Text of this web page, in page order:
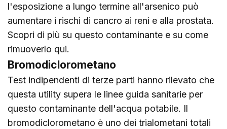
l'esposizione a lungo termine all'arsenico può
aumentare i rischi di cancro ai reni e alla prostata.
Scopri di più su questo contaminante e su come
rimuoverlo qui.
Bromodiclorometano
Test indipendenti di terze parti hanno rilevato che
questa utility supera le linee guida sanitarie per
questo contaminante dell'acqua potabile. Il
bromodiclorometano è uno dei trialometani totali